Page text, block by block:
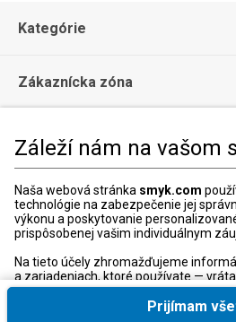
Záleží nám na vašom
Naša webová stránka smyk.com
technológie na zabezpečenie jej
výkonu a poskytovanie
prispôsobenej vašim individuálnym
Na tieto účely zhromažďujeme
a zariadeniach, ktoré používate —
na správne fungovanie webovej
nevyhnutné súbory cookies môžete
Prijímam
Kategórie
Zákaznícka zóna
Právne informácie
Zákaznícke Centrum
Kontaktný formulár
+421 240 20 8000
Otváracie hodiny:
Po-Pia: 10:00-18:00